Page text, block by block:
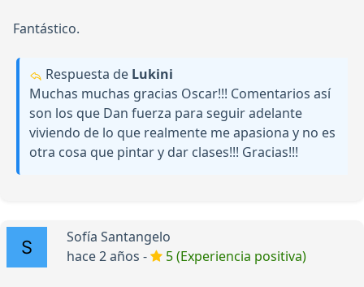
Fantástico.
Respuesta de Lukini
Muchas muchas gracias Oscar!!! Comentarios así
son los que Dan fuerza para seguir adelante
viviendo de lo que realmente me apasiona y no es
otra cosa que pintar y dar clases!!! Gracias!!!
Sofía Santangelo
hace 2 años -
5 (Experiencia positiva)